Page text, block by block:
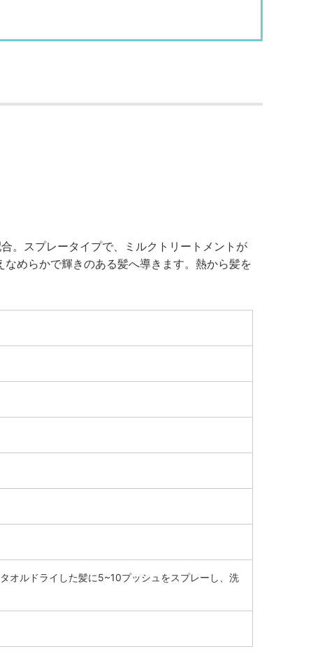
。スプレータイプで、ミルクトリートメントが
めらかで輝きのある髪へ導きます。熱から髪を
オルドライした髪に5~10プッシュをスプレーし、洗